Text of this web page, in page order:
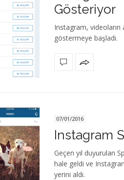
Gösteriyor
Instagram, videoların
göstermeye başladı.
07/01/2016
Instagram
Geçen yıl duyurulan
hale geldi ve
yerini aldı.